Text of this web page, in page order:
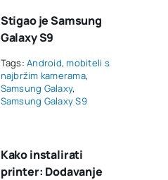
Stigao je Samsung
Galaxy S9
Tags:Android,mobiteli s
najbržim kamerama,
Samsung Galaxy,
Samsung Galaxy S9
Kako instalirati
printer: Dodavanje